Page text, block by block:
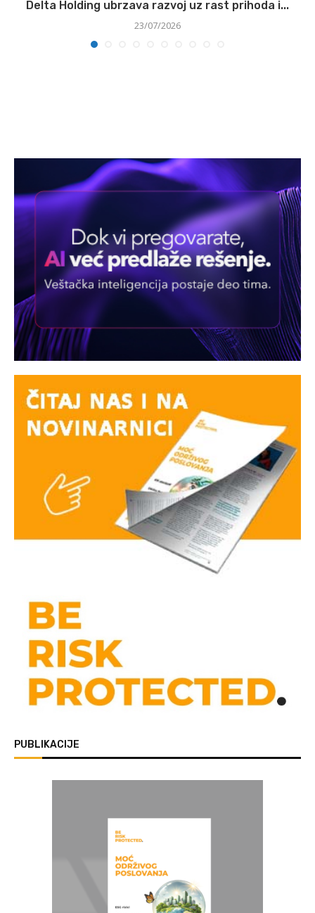
Delta Holding ubrzava razvoj uz rast prihoda i...
23/07/2026
PUBLIKACIJE